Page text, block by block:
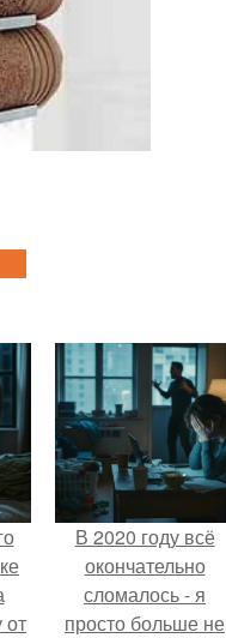
от
В 2020 году всё
окончательно
сломалось - я
просто больше не